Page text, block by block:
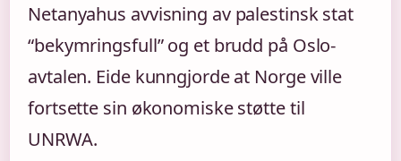
Netanyahus avvisning av palestinsk stat
“bekymringsfull” og et brudd på Oslo-
avtalen. Eide kunngjorde at Norge ville
fortsette sin økonomiske støtte til
UNRWA.